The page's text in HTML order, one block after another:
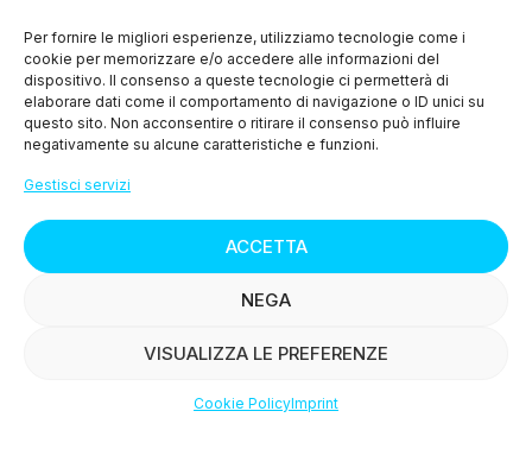
Per fornire le migliori esperienze, utilizziamo tecnologie come i
cookie per memorizzare e/o accedere alle informazioni del
dispositivo. Il consenso a queste tecnologie ci permetterà di
elaborare dati come il comportamento di navigazione o ID unici su
questo sito. Non acconsentire o ritirare il consenso può influire
negativamente su alcune caratteristiche e funzioni.
Gestisci servizi
ACCETTA
NEGA
VISUALIZZA LE PREFERENZE
Cookie PolicyImprint
> Press
> Contattaci
© Copyright
Buggiano (PT) P.iva 01384770473 REA: PT-144943
Filters Wishlist